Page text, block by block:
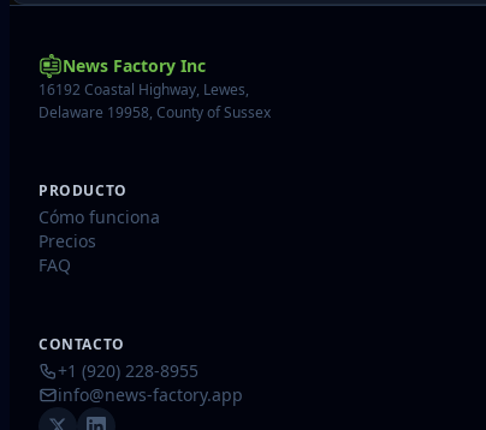
News Factory Inc
16192 Coastal Highway, Lewes,
Delaware 19958, County of Sussex
PRODUCTO
Cómo funciona
Precios
FAQ
CONTACTO
+1 (920) 228-8955
info@news-factory.app